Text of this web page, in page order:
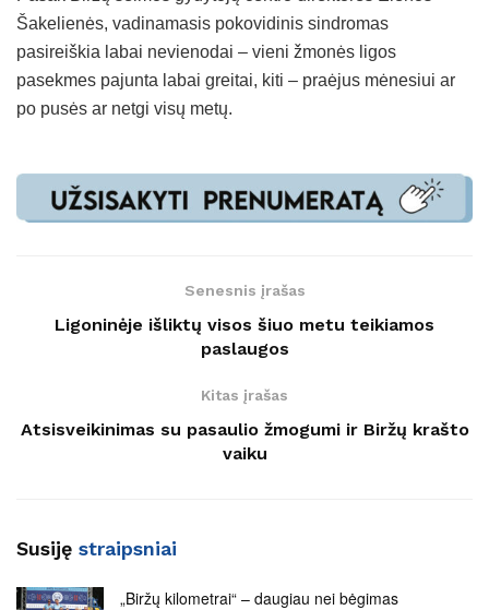
Šakelienės, vadinamasis pokovidinis sindromas
pasireiškia labai nevienodai – vieni žmonės ligos
pasekmes pajunta labai greitai, kiti – praėjus mėnesiui ar
po pusės ar netgi visų metų.
Senesnis įrašas
Ligoninėje išliktų visos šiuo metu teikiamos
paslaugos
Kitas įrašas
Atsisveikinimas su pasaulio žmogumi ir Biržų krašto
vaiku
Susiję straipsniai
„Biržų kilometrai“ – daugiau nei bėgimas